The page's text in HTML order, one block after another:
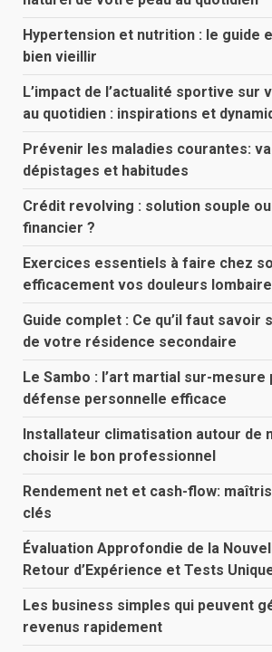
Hypertension et nutrition : le guide
bien vieillir
L’impact de l’actualité sportive sur
au quotidien : inspirations et
Prévenir les maladies courantes:
dépistages et habitudes
Crédit revolving : solution souple
financier ?
Exercices essentiels à faire chez
efficacement vos douleurs
Guide complet : Ce qu’il faut savoir
de votre résidence secondaire
Le Sambo : l’art martial sur-mesure
défense personnelle efficace
Installateur climatisation autour de
choisir le bon professionnel
Rendement net et cash-flow:
clés
Évaluation Approfondie de la
Retour d’Expérience et Tests
Les business simples qui peuvent
revenus rapidement